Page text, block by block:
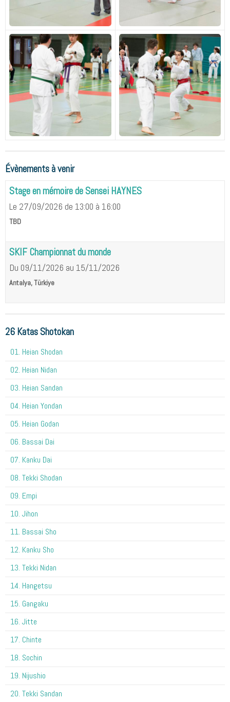
Évènements à venir
Stage en mémoire de Sensei HAYNES
Le 27/09/2026 de 13:00 à 16:00
TBD
SKIF Championnat du monde
Du 09/11/2026 au 15/11/2026
Antalya, Türkiye
26 Katas Shotokan
01. Heian Shodan
02. Heian Nidan
03. Heian Sandan
04. Heian Yondan
05. Heian Godan
06. Bassai Dai
07. Kanku Dai
08. Tekki Shodan
09. Empi
10. Jihon
11. Bassai Sho
12. Kanku Sho
13. Tekki Nidan
14. Hangetsu
15. Gangaku
16. Jitte
17. Chinte
18. Sochin
19. Nijushio
20. Tekki Sandan